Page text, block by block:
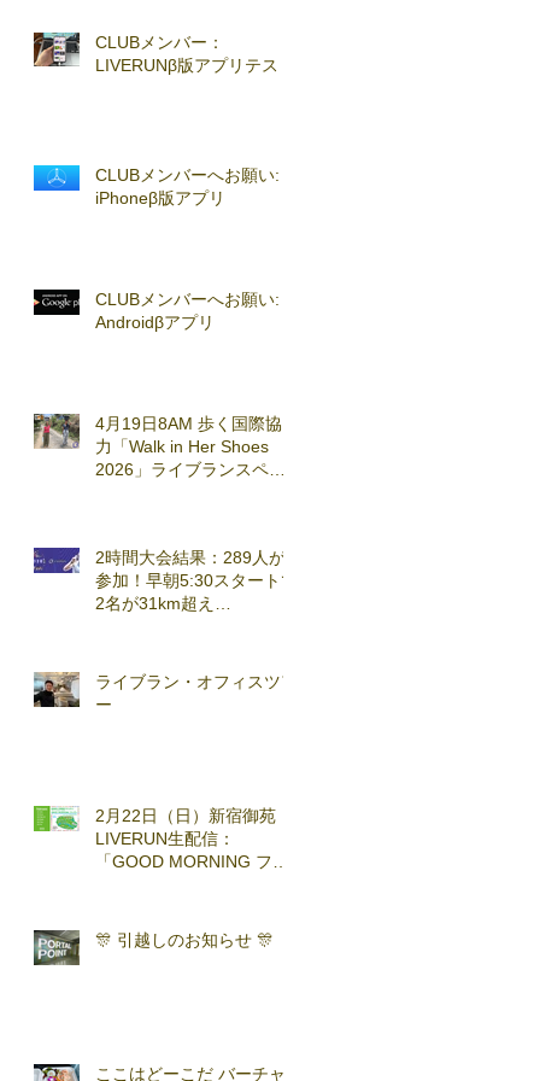
CLUBメンバー：
LIVERUNβ版アプリテスト
CLUBメンバーへお願い:
iPhoneβ版アプリ
CLUBメンバーへお願い:
Androidβアプリ
4月19日8AM 歩く国際協
力「Walk in Her Shoes
2026」ライブランスペシ
2時間大会結果：289人が
参加！早朝5:30スタートで
2名が31km超え
ライブラン・オフィスツア
ー
2月22日（日）新宿御苑
LIVERUN生配信：
「GOOD MORNING ファ
🎊 引越しのお知らせ 🎊
ここはどーこだ バーチャ